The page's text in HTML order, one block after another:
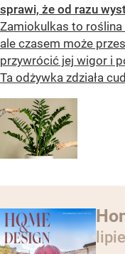
sprawi, że od razu
Zamiokulkas to
ale czasem może
przywrócić jej wigor i
Ta odżywka zdziała